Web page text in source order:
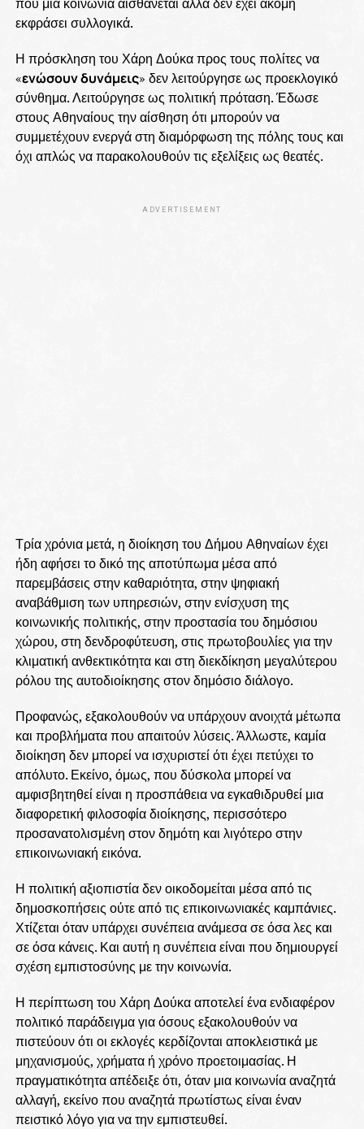
εκφράσει συλλογικά.
Η πρόσκληση του Χάρη Δούκα προς τους πολίτες να
«ενώσουν δυνάμεις» δεν λειτούργησε ως προεκλογικό
σύνθημα. Λειτούργησε ως πολιτική πρόταση. Έδωσε
στους Αθηναίους την αίσθηση ότι μπορούν να
συμμετέχουν ενεργά στη διαμόρφωση της πόλης τους και
όχι απλώς να παρακολουθούν τις εξελίξεις ως θεατές.
ADVERTISEMENT
Τρία χρόνια μετά, η διοίκηση του Δήμου Αθηναίων έχει
ήδη αφήσει το δικό της αποτύπωμα μέσα από
παρεμβάσεις στην καθαριότητα, στην ψηφιακή
αναβάθμιση των υπηρεσιών, στην ενίσχυση της
κοινωνικής πολιτικής, στην προστασία του δημόσιου
χώρου, στη δενδροφύτευση, στις πρωτοβουλίες για την
κλιματική ανθεκτικότητα και στη διεκδίκηση μεγαλύτερου
ρόλου της αυτοδιοίκησης στον δημόσιο διάλογο.
Προφανώς, εξακολουθούν να υπάρχουν ανοιχτά μέτωπα
και προβλήματα που απαιτούν λύσεις. Άλλωστε, καμία
διοίκηση δεν μπορεί να ισχυριστεί ότι έχει πετύχει το
απόλυτο. Εκείνο, όμως, που δύσκολα μπορεί να
αμφισβητηθεί είναι η προσπάθεια να εγκαθιδρυθεί μια
διαφορετική φιλοσοφία διοίκησης, περισσότερο
προσανατολισμένη στον δημότη και λιγότερο στην
επικοινωνιακή εικόνα.
Η πολιτική αξιοπιστία δεν οικοδομείται μέσα από τις
δημοσκοπήσεις ούτε από τις επικοινωνιακές καμπάνιες.
Χτίζεται όταν υπάρχει συνέπεια ανάμεσα σε όσα λες και
σε όσα κάνεις. Και αυτή η συνέπεια είναι που δημιουργεί
σχέση εμπιστοσύνης με την κοινωνία.
Η περίπτωση του Χάρη Δούκα αποτελεί ένα ενδιαφέρον
πολιτικό παράδειγμα για όσους εξακολουθούν να
πιστεύουν ότι οι εκλογές κερδίζονται αποκλειστικά με
μηχανισμούς, χρήματα ή χρόνο προετοιμασίας. Η
πραγματικότητα απέδειξε ότι, όταν μια κοινωνία αναζητά
αλλαγή, εκείνο που αναζητά πρωτίστως είναι έναν
πειστικό λόγο για να την εμπιστευθεί.